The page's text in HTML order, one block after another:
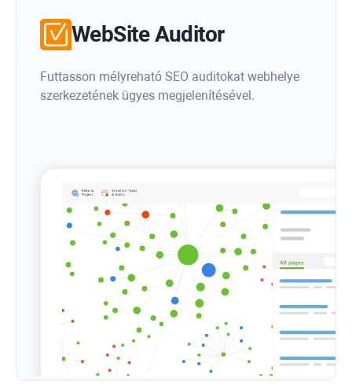
WebSite Auditor
Futtasson mélyreható SEO auditokat webhelye
szerkezetének ügyes megjelenítésével.